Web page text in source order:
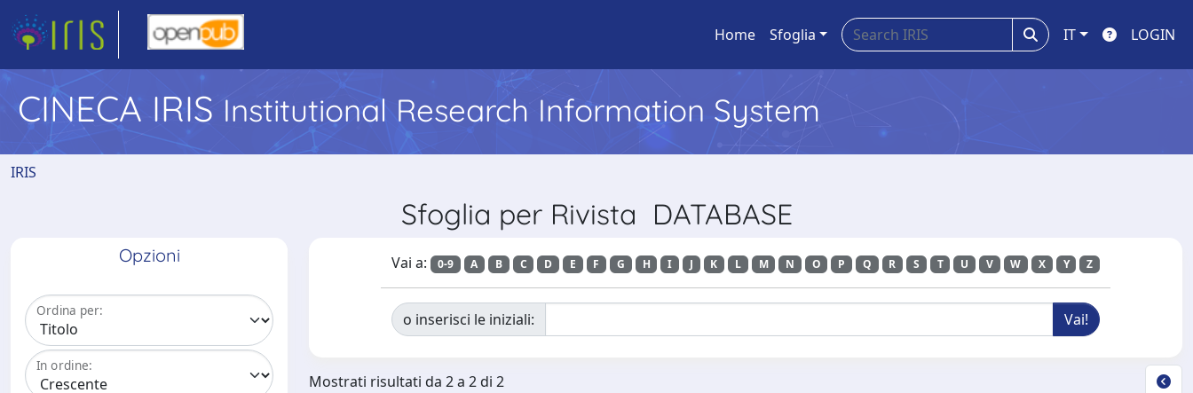
Home Sfoglia IT LOGIN
CINECA IRIS Institutional Research Information System
IRIS
Sfoglia per Rivista DATABASE
Opzioni
Ordina per:
In ordine:
Vai a: 0-9 A B C D E F G H I J K L M N O P Q R S T U V W X Y Z
o inserisci le iniziali:
Mostrati risultati da 2 a 2 di 2